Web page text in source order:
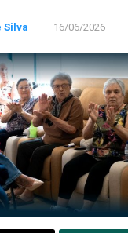
Silva 16/06/2026